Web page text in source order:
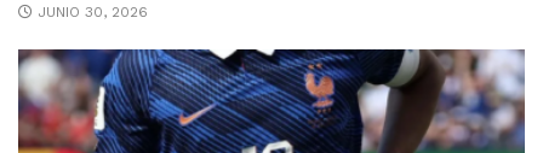
JUNIO 30, 2026